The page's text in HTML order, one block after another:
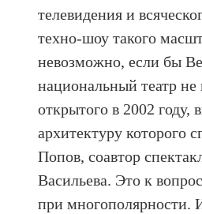
телевидения и
техно-шоу такого
невозможно, если бы
национальный театр не
открытого в 2002
архитектуру которого
Попов, соавтор
Васильева. Это к
при